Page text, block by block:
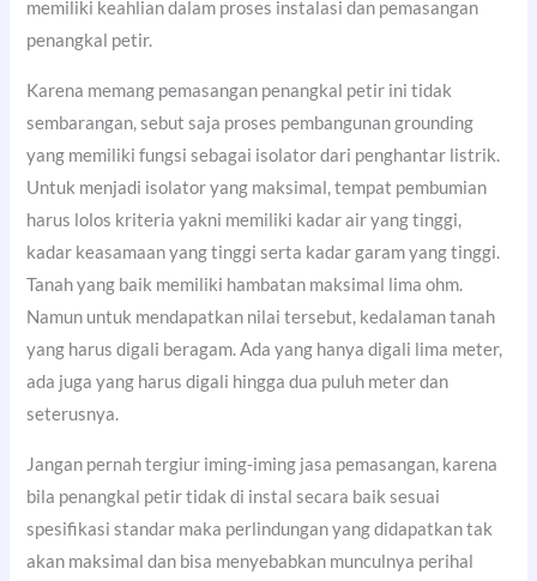
memiliki keahlian dalam proses instalasi dan pemasangan
penangkal petir.
Karena memang pemasangan penangkal petir ini tidak
sembarangan, sebut saja proses pembangunan grounding
yang memiliki fungsi sebagai isolator dari penghantar listrik.
Untuk menjadi isolator yang maksimal, tempat pembumian
harus lolos kriteria yakni memiliki kadar air yang tinggi,
kadar keasamaan yang tinggi serta kadar garam yang tinggi.
Tanah yang baik memiliki hambatan maksimal lima ohm.
Namun untuk mendapatkan nilai tersebut, kedalaman tanah
yang harus digali beragam. Ada yang hanya digali lima meter,
ada juga yang harus digali hingga dua puluh meter dan
seterusnya.
Jangan pernah tergiur iming-iming jasa pemasangan, karena
bila penangkal petir tidak di instal secara baik sesuai
spesifikasi standar maka perlindungan yang didapatkan tak
akan maksimal dan bisa menyebabkan munculnya perihal